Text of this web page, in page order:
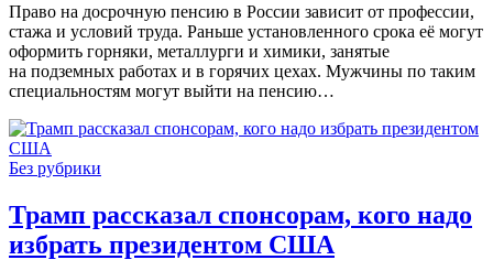
Право на досрочную пенсию в России зависит от профессии,
стажа и условий труда. Раньше установленного срока её могут
оформить горняки, металлурги и химики, занятые
на подземных работах и в горячих цехах. Мужчины по таким
специальностям могут выйти на пенсию…
Без рубрики
Трамп рассказал спонсорам, кого надо
избрать президентом США